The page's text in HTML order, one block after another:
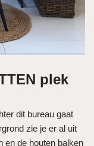
plek
dit bureau gaat
zie je er al uit
en de houten balken